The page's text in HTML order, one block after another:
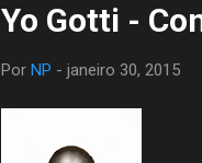
Yo Gotti -
Por NP - janeiro 30, 2015